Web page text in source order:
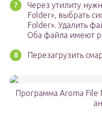
Через утилиту
Folder», выбрать
Folder». Удалить
Оба файла имеют
Перезагрузить
Программа Aroma File